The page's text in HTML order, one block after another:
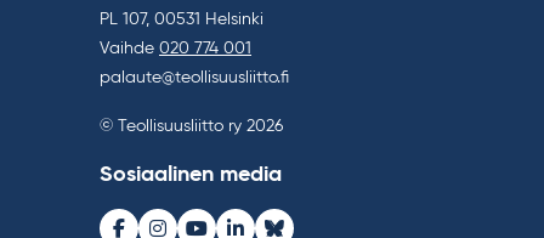
PL 107, 00531 Helsinki
Vaihde 020 774 001
palaute@teollisuusliitto.fi
© Teollisuusliitto ry 2026
Sosiaalinen media